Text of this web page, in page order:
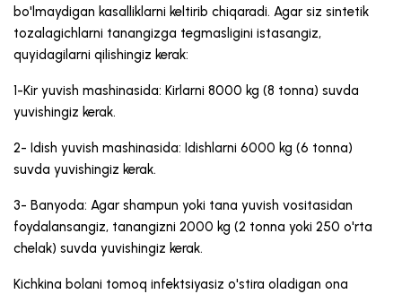
bo'lmaydigan kasalliklarni keltirib chiqaradi. Agar siz sintetik
tozalagichlarni tanangizga tegmasligini istasangiz,
quyidagilarni qilishingiz kerak:
1-Kir yuvish mashinasida: Kirlarni 8000 kg (8 tonna) suvda
yuvishingiz kerak.
2- Idish yuvish mashinasida: Idishlarni 6000 kg (6 tonna)
suvda yuvishingiz kerak.
3- Banyoda: Agar shampun yoki tana yuvish vositasidan
foydalansangiz, tanangizni 2000 kg (2 tonna yoki 250 o'rta
chelak) suvda yuvishingiz kerak.
Kichkina bolani tomoq infektsiyasiz o'stira oladigan ona